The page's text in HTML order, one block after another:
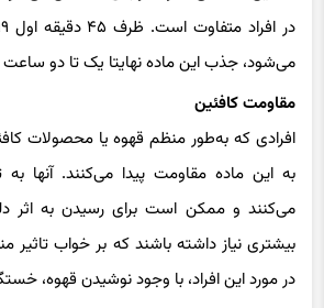
می‌شود، جذب این ماده نهایتا یک تا دو ساعت
مقاومت کافئین
افرادی که به‌طور منظم قهوه یا محصولات
به این ماده مقاومت پیدا می‌کنند. آنها به
می‌کنند و ممکن است برای رسیدن به اثر
بیشتری نیاز داشته باشند که بر خواب تاثیر
در مورد این افراد، با وجود نوشیدن قهوه،
تاثیر قند خون